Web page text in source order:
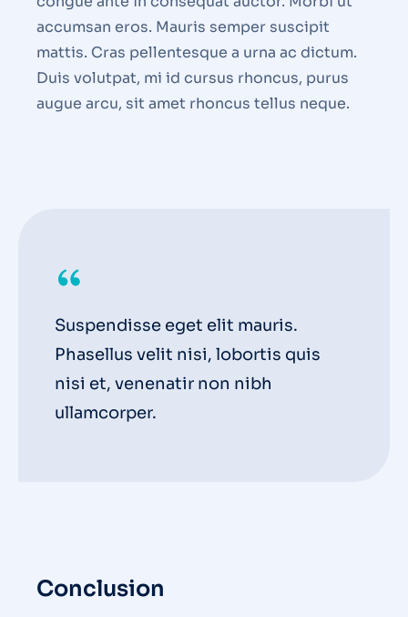
accumsan eros. Mauris semper suscipit
mattis. Cras pellentesque a urna ac dictum.
Duis volutpat, mi id cursus rhoncus, purus
augue arcu, sit amet rhoncus tellus neque.
Suspendisse eget elit mauris.
Phasellus velit nisi, lobortis quis
nisi et, venenatir non nibh
ullamcorper.
Conclusion